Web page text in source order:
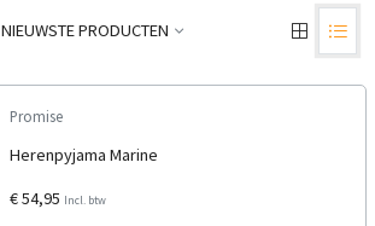
NIEUWSTE PRODUCTEN
Promise
Herenpyjama Marine
€ 54,95 Incl. btw